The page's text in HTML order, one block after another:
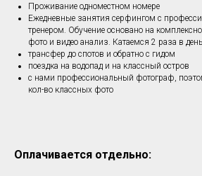
Проживание одноместном номере
Ежедневные занятия серфингом с
тренером. Обучение основано на
фото и видео анализ. Катаемся 2 раза в день
трансфер до спотов и обратно с гидом
поездка на водопад и на классный остров
с нами профессиональный фотограф,
кол-во классных фото
Оплачивается отдельно: